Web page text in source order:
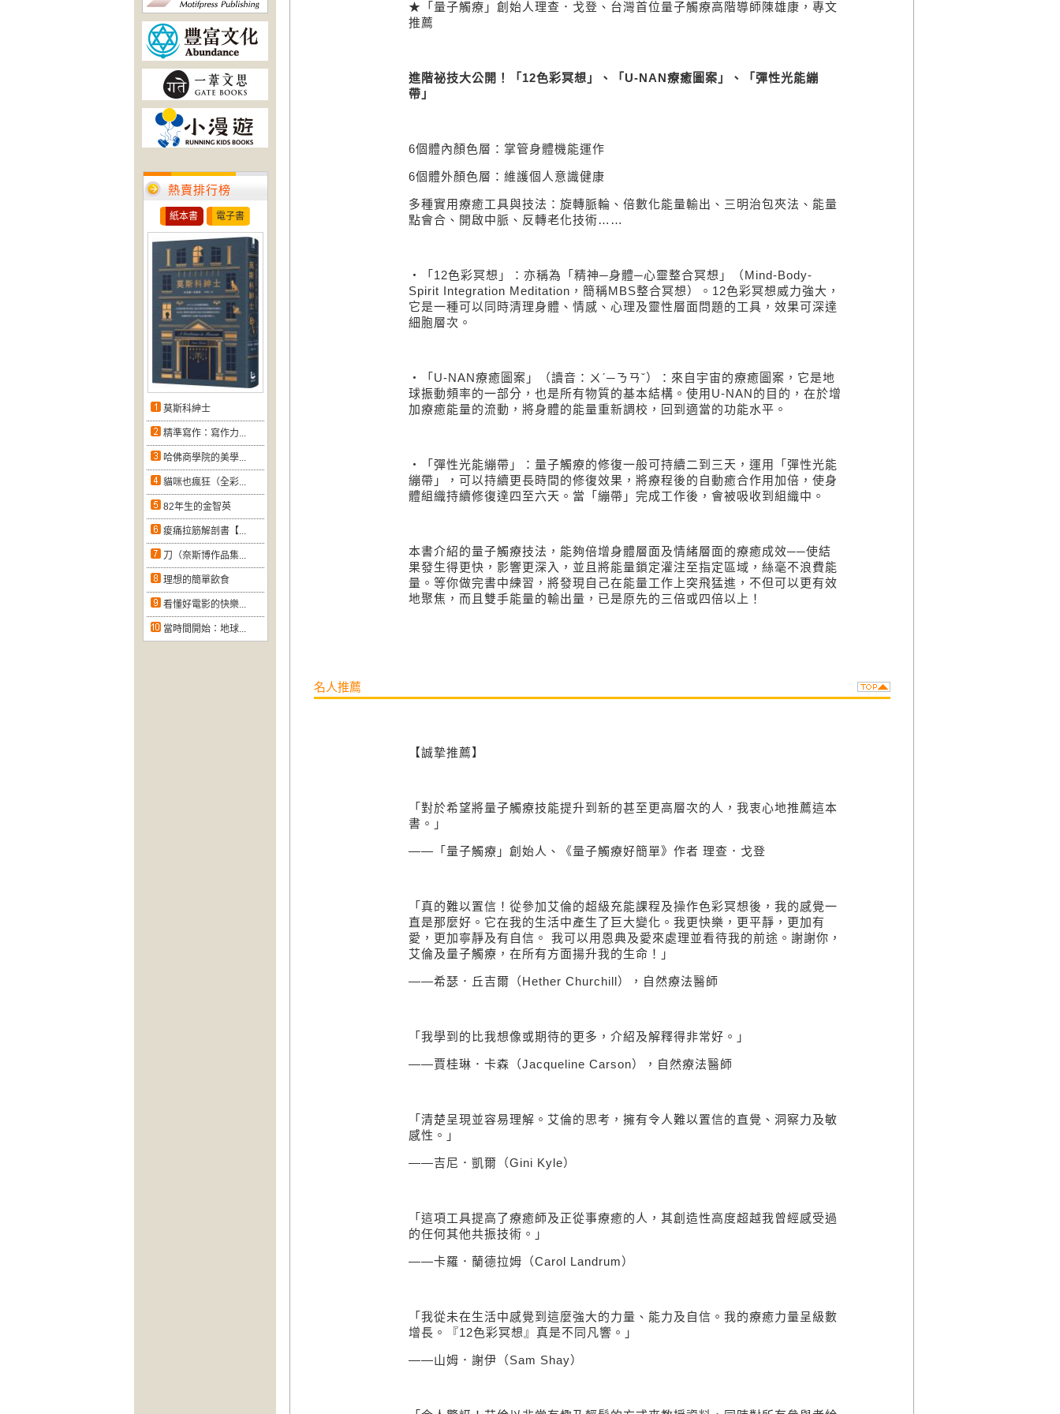
熱賣排行榜
紙本書 電子書
莫斯科紳士
精準寫作：寫作力...
哈佛商學院的美學...
貓咪也瘋狂（全彩...
82年生的金智英
痠痛拉筋解剖書【...
刀（奈斯博作品集...
理想的簡單飲食
看懂好電影的快樂...
當時間開始：地球...
★「量子觸療」創始人理查．戈登、台灣首位量子觸療高階導師陳雄康，專文
推薦
進階祕技大公開！「 12色彩冥想」、「 U-NAN療癒圖案」、「彈性光能繃
帶」
6個體內顏色層：掌管身體機能運作
6個體外顏色層：維護個人意識健康
多種實用療癒工具與技法：旋轉脈輪、倍數化能量輸出、三明治包夾法、能量
點會合、開啟中脈、反轉老化技術……
・「 12色彩冥想」：亦稱為「精神─身體─心靈整合冥想」（Mind-Body-
Spirit Integration Meditation ，簡稱MBS整合冥想）。 12色彩冥想威力強大，
它是一種可以同時清理身體、情感、心理及靈性層面問題的工具，效果可深達
細胞層次。
・「 U-NAN療癒圖案」（讀音：ㄨ ˊ─ㄋㄢˇ）：來自宇宙的療癒圖案，它是地
球振動頻率的一部分，也是所有物質的基本結構。使用 U-NAN的目的，在於增
加療癒能量的流動，將身體的能量重新調校，回到適當的功能水平。
・「彈性光能繃帶」：量子觸療的修復一般可持續二到三天，運用「彈性光能
繃帶」，可以持續更長時間的修復效果，將療程後的自動癒合作用加倍，使身
體組織持續修復達四至六天。當「繃帶」完成工作後，會被吸收到組織中。
本書介紹的量子觸療技法，能夠倍增身體層面及情緒層面的療癒成效──使結
果發生得更快，影響更深入，並且將能量鎖定灌注至指定區域，絲毫不浪費能
量。等你做完書中練習，將發現自己在能量工作上突飛猛進，不但可以更有效
地聚焦，而且雙手能量的輸出量，已是原先的三倍或四倍以上！
名人推薦
【誠摯推薦】
「對於希望將量子觸療技能提升到新的甚至更高層次的人，我衷心地推薦這本
書。」
—— 「量子觸療」創始人、《量子觸療好簡單》作者 理查．戈登
「真的難以置信！從參加艾倫的超級充能課程及操作色彩冥想後，我的感覺一
直是那麼好。它在我的生活中產生了巨大變化。我更快樂，更平靜，更加有
愛，更加寧靜及有自信。 我可以用恩典及愛來處理並看待我的前途。謝謝你，
艾倫及量子觸療，在所有方面揚升我的生命！」
——希瑟．丘吉爾（Hether Churchill），自然療法醫師
「我學到的比我想像或期待的更多，介紹及解釋得非常好。」
——賈桂琳．卡森（Jacqueline Carson），自然療法醫師
「清楚呈現並容易理解。艾倫的思考，擁有令人難以置信的直覺、洞察力及敏
感性。」
——吉尼．凱爾（Gini Kyle）
「這項工具提高了療癒師及正從事療癒的人，其創造性高度超越我曾經感受過
的任何其他共振技術。」
——卡羅．蘭德拉姆（Carol Landrum）
「我從未在生活中感覺到這麼強大的力量、能力及自信。我的療癒力量呈級數
增長。『12色彩冥想』真是不同凡響。」
——山姆．謝伊（Sam Shay）